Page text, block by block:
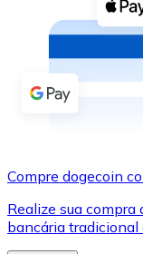
Compre
Comprar com
Transferência
Use cartões
Compre dogecoin
Realize sua
bancária tradicional